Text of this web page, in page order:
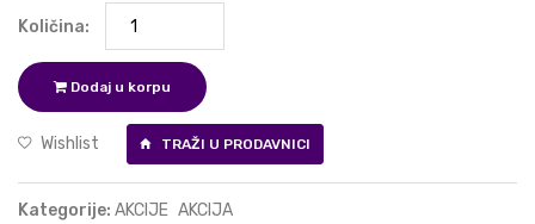
Količina:
Dodaj u korpu
Wishlist TRAŽI U PRODAVNICI
Kategorije: AKCIJE AKCIJA